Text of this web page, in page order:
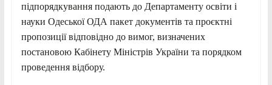
підпорядкування подають до Департаменту освіти і
науки Одеської ОДА пакет документів та проєктні
пропозиції відповідно до вимог, визначених
постановою Кабінету Міністрів України та порядком
проведення відбору.